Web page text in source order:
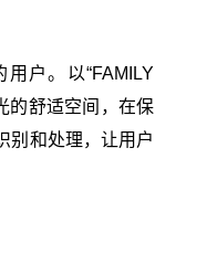
户。以“FAMILY
的舒适空间，在保
别和处理，让用户